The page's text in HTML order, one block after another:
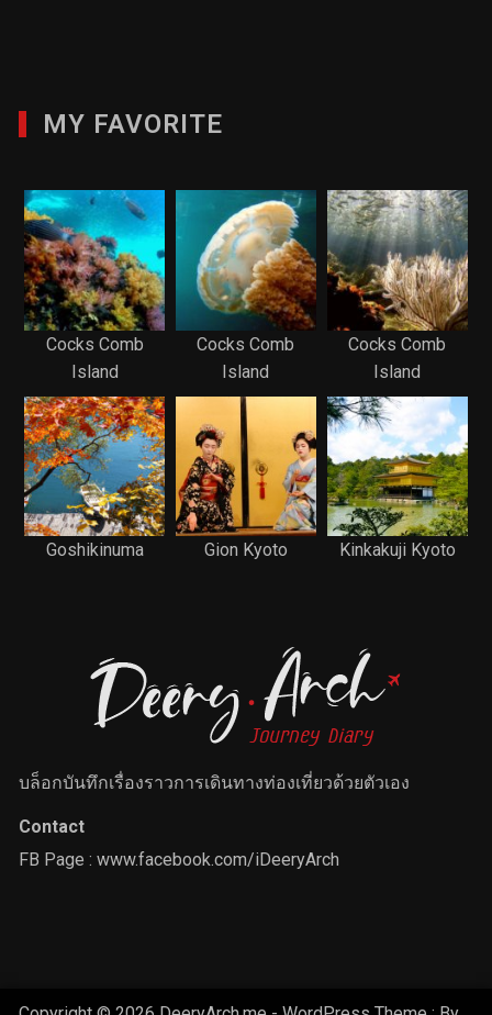
MY FAVORITE
Cocks Comb
Island
Cocks Comb
Island
Cocks Comb
Island
Goshikinuma Gion Kyoto Kinkakuji Kyoto
บล็อกบันทึกเรื่องราวการเดินทางท่องเที่ยวด้วยตัวเอง
Contact
FB Page :www.facebook.com/iDeeryArch